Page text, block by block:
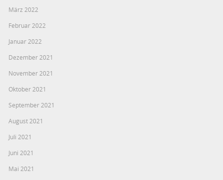
März 2022
Februar 2022
Januar 2022
Dezember 2021
November 2021
Oktober 2021
September 2021
August 2021
Juli 2021
Juni 2021
Mai 2021